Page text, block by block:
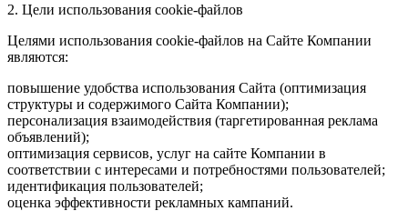
2. Цели использования cookie-файлов
Целями использования cookie-файлов на Сайте Компании
являются:
повышение удобства использования Сайта (оптимизация
структуры и содержимого Сайта Компании);
персонализация взаимодействия (таргетированная реклама
объявлений);
оптимизация сервисов, услуг на сайте Компании в
соответствии с интересами и потребностями пользователей;
идентификация пользователей;
оценка эффективности рекламных кампаний.